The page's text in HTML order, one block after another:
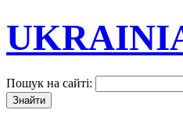
Пошук на сайті: